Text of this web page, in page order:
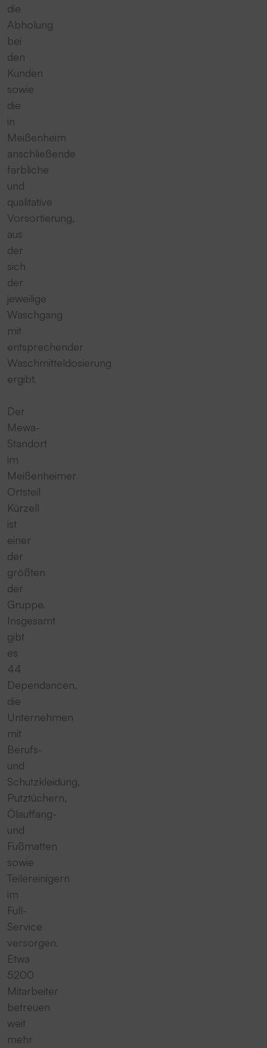
die
Abholung
bei
den
Kunden
sowie
die
in
Meißenheim
anschließende
farbliche
und
qualitative
Vorsortierung,
aus
der
sich
der
jeweilige
Waschgang
mit
entsprechender
Waschmitteldosierung
ergibt.
Der
Mewa-
Standort
im
Meißenheimer
Ortsteil
Kürzell
ist
einer
der
größten
der
Gruppe.
Insgesamt
gibt
es
44
Dependancen,
die
Unternehmen
mit
Berufs-
und
Schutzkleidung,
Putztüchern,
Ölauffang-
und
Fußmatten
sowie
Teilereinigern
im
Full-
Service
versorgen.
Etwa
5200
Mitarbeiter
betreuen
weit
mehr